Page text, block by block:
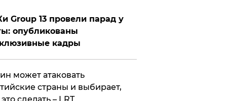
Group 13 провели парад у
опубликованы
кадры
может атаковать
страны и выбирает,